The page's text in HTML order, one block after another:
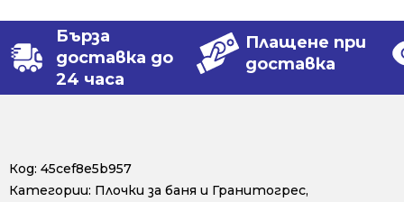
Бърза
доставка до
24 часа
Плащене при
доставка
Код: 45cef8e5b957
Категории: Плочки за баня и Гранитогрес,